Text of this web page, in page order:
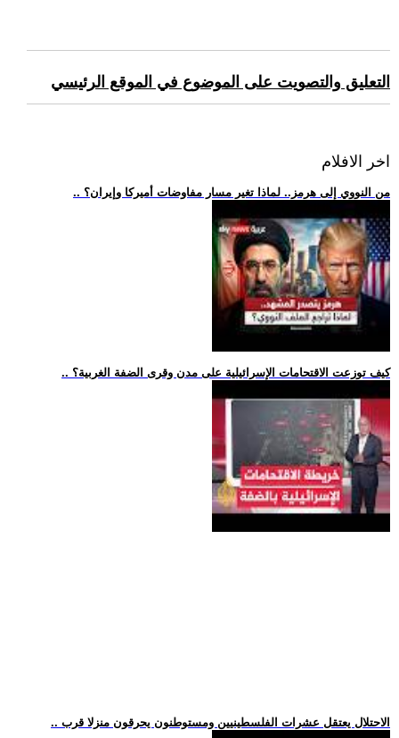
التعليق والتصويت على الموضوع في الموقع الرئيسي
اخر الافلام
.. من النووي إلى هرمز.. لماذا تغير مسار مفاوضات أميركا وإيران؟
.. كيف توزعت الاقتحامات الإسرائيلية على مدن وقرى الضفة الغربية؟
.. الاحتلال يعتقل عشرات الفلسطينيين ومستوطنون يحرقون منزلا قرب